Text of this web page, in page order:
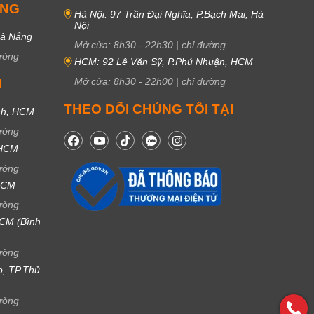
Nẵng
HCM
(Bình
TP.Thủ
Hà Nội: 97 Trần Đại Nghĩa, P.Bạch Mai, Hà
Nội
Mở cửa: 8h30 - 22h30 | chỉ đường
HCM: 92 Lê Văn Sỹ, P.Phú Nhuận, HCM
Mở cửa: 8h30 - 22h00 | chỉ đường
THEO DÕI CHÚNG TÔI TẠI